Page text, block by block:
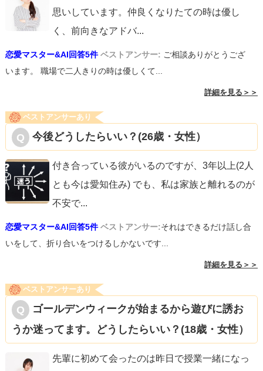
思いしています。仲良くなりたての時は優し
く、前向きなアドバ...
恋愛マスター&AI回答5件 ベストアンサー: ご相談ありがとうござ
います。 職場で二人きりの時は優しくて...
詳細を見る＞＞
ベストアンサーあり
今後どうしたらいい？(26歳・女性）
付き合っている彼がいるのですが、3年以上(2人
とも今は愛知住み) でも、私は家族と離れるのが
不安で...
恋愛マスター&AI回答5件 ベストアンサー:それはできるだけ話し合
いをして、折り合いをつけるしかないです...
詳細を見る＞＞
ベストアンサーあり
ゴールデンウィークが始まるから遊びに誘お
うか迷ってます。どうしたらいい？(18歳・女性）
先輩に初めて会ったのは昨日で授業一緒になっ